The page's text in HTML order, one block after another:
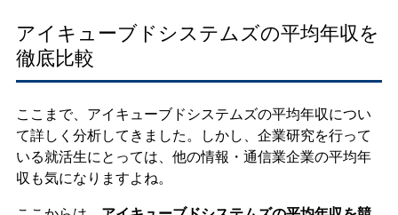
アイキューブドシステムズの平均年収を
徹底比較
ここまで、アイキューブドシステムズの平均年収につい
て詳しく分析してきました。しかし、企業研究を行って
いる就活生にとっては、他の情報・通信業企業の平均年
収も気になりますよね。